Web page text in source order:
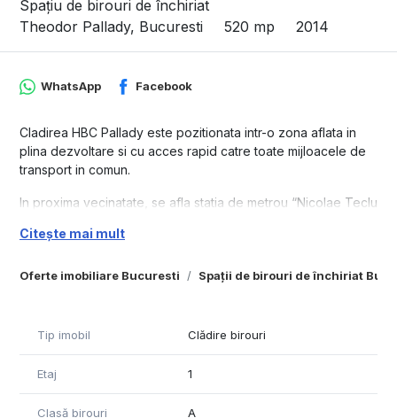
Spațiu de birouri de închiriat
Theodor Pallady, Bucuresti
520 mp 2014
Oferte imobiliare Bucuresti Spații de birouri de închiriat
WhatsApp Facebook
Cladirea HBC Pallady este pozitionata intr-o zona aflata in
plina dezvoltare si cu acces rapid catre toate mijloacele de
transport in comun.
In proxima vecinatate, se afla statia de metrou “Nicolae Teclu
autostrada A2 Bucuresti-Constanta.
Cladirea este ideala pentru companiile care doresc un sediu
centrale si centrale).
spațiu cu dotări standard, neincluzând costurile operaționale
(service charge). Prețul final de închiriere va fi stabilit în urma
Citește mai mult
Tip imobil Clădire birouri
Etaj 1
Clasă birouri A